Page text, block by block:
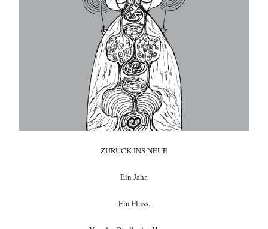
ZURÜCK INS NEUE
Ein Jahr.
Ein Fluss.